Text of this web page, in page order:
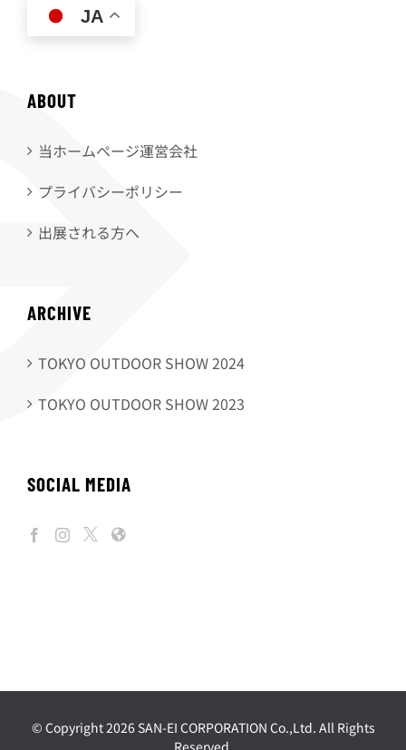
JA
ABOUT
当ホームページ運営会社
プライバシーポリシー
出展される方へ
ARCHIVE
TOKYO OUTDOOR SHOW 2024
TOKYO OUTDOOR SHOW 2023
SOCIAL MEDIA
© Copyright 2026 SAN-EI CORPORATION Co.,Ltd. All Rights
Reserved.